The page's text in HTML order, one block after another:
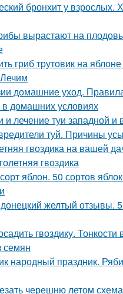
бронхит у взрослых.
вырастают на
гриб трутовик на
домашние уход.
в домашних условиях
и лечение туи западной и
туй. Причины
гвоздика на вашей
гвоздика
яблон. 50 сортов
желтый отзывы.
гвоздику.
семян
народный праздник.
черешню летом